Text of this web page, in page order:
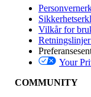
Utgave
Vilkår for
Your
COMMUNITY